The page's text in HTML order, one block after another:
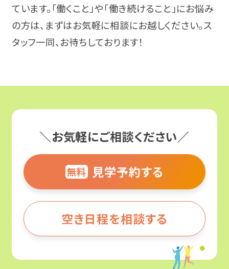
摂食障害
高次脳機能障害
パーソナリティ障害（パーソナリティー症）
広汎性発達障害
ADHD（注意欠如多動症）
東海
静岡
近畿
大阪
兵庫
奈良
ピアトーク
エリアからイベントを探す
甲信越・北陸
東海
近畿
ています。「働くこと」や「働き続けること」にお悩み
の方は、まずはお気軽に相談にお越しください。ス
タッフ一同、お待ちしております！
＼お気軽にご相談ください／
無料 見学予約する
空き日程を相談する